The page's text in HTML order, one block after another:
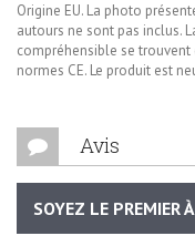
Origine EU. La photo
autours ne sont pas inclus.
compréhensible se trouvent
normes CE. Le produit est
Avis
SOYEZ LE PREMIER